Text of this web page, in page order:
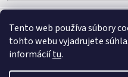
Tento web používa súbory
tohto webu vyjadrujete
informáciítu.
Člen